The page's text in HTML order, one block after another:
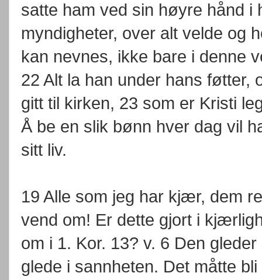
satte ham ved sin høyre hånd i
myndigheter, over alt velde og
kan nevnes, ikke bare i denne
22 Alt la han under hans føtter,
gitt til kirken, 23 som er Kristi
Å be en slik bønn hver dag vil
sitt liv.
19 Alle som jeg har kjær, dem
vend om! Er dette gjort i
om i 1. Kor. 13? v. 6 Den
glede i sannheten. Det måtte